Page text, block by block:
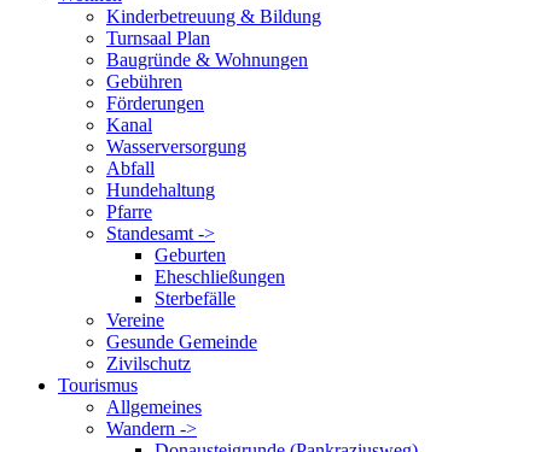
Kinderbetreuung & Bildung
Turnsaal Plan
Baugründe & Wohnungen
Gebühren
Förderungen
Kanal
Wasserversorgung
Abfall
Hundehaltung
Pfarre
Standesamt ->
Geburten
Eheschließungen
Sterbefälle
Vereine
Gesunde Gemeinde
Zivilschutz
Tourismus
Allgemeines
Wandern ->